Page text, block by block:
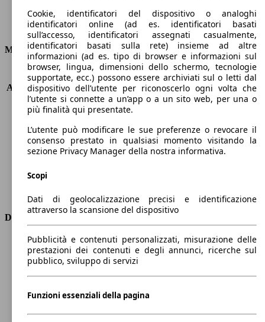
Consumi
Motore e Prestazioni
KW (PS)
88 kW (120 PS)
Accelerazione (0-100 km/h)
9.5s
Velocità massima (km/h)
193 km/h
Numero di marce
6
Coppia
300 nm
Cilindrata
1499 ccm
Carburante
Diesel
Trasmissione
Dimensioni
Lunghezza
4160 mm
Altezza
1560 mm
Larghezza
Peso massimo
1750 kg
Cookie, identificatori del dispositivo o analoghi
identificatori online (ad es. identificatori basati
sull’accesso, identificatori assegnati casualmente,
identificatori basati sulla rete) insieme ad altre
informazioni (ad es. tipo di browser e informazioni sul
browser, lingua, dimensioni dello schermo, tecnologie
supportate, ecc.) possono essere archiviati sul o letti dal
dispositivo dell’utente per riconoscerlo ogni volta che
l’utente si connette a un’app o a un sito web, per una o
più finalità qui presentate.
L’utente può modificare le sue preferenze o revocare il
consenso prestato in qualsiasi momento visitando la
sezione Privacy Manager della nostra informativa.
Scopi
Dati di geolocalizzazione precisi e identificazione
attraverso la scansione del dispositivo
Pubblicità e contenuti personalizzati, misurazione delle
prestazioni dei contenuti e degli annunci, ricerche sul
pubblico, sviluppo di servizi
Funzioni essenziali della pagina